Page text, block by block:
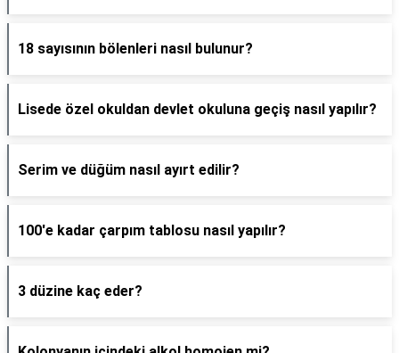
18 sayısının bölenleri nasıl bulunur?
Lisede özel okuldan devlet okuluna geçiş nasıl yapılır?
Serim ve düğüm nasıl ayırt edilir?
100'e kadar çarpım tablosu nasıl yapılır?
3 düzine kaç eder?